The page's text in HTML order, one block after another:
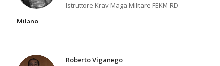
Istruttore Krav-Maga Militare FEKM-RD
Milano
Roberto Viganego